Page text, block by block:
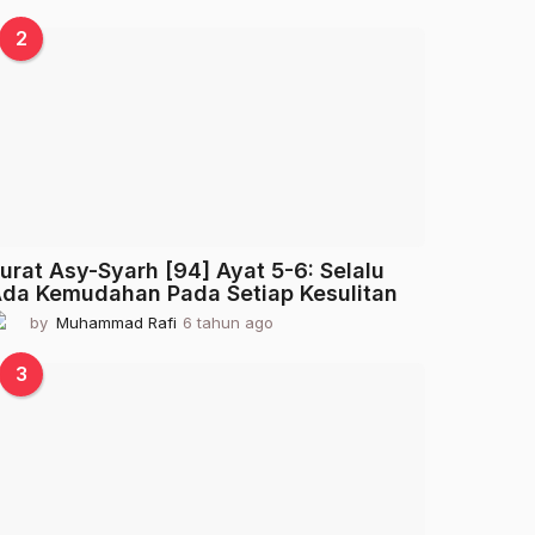
2
Asy-Syarh [94] Ayat 5-6: Selalu
Kemudahan Pada Setiap Kesulitan
by Muhammad Rafi 6 tahun ago
3